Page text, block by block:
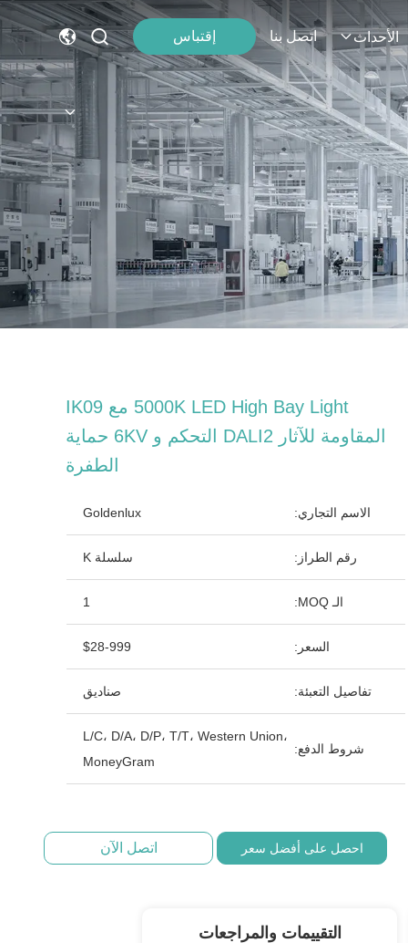
الأحداث اتصل بنا إقتباس
5000K LED High Bay Light مع IK09
المقاومة للآثار DALI2 التحكم و 6KV حماية
الطفرة
الاسم التجاري: Goldenlux
رقم الطراز: سلسلة K
الـ MOQ: 1
السعر: $28-999
تفاصيل التعبئة: صناديق
شروط الدفع:
L/C، D/A، D/P، T/T، Western Union،
MoneyGram
احصل على أفضل سعر اتصل الآن
التقييمات والمراجعات